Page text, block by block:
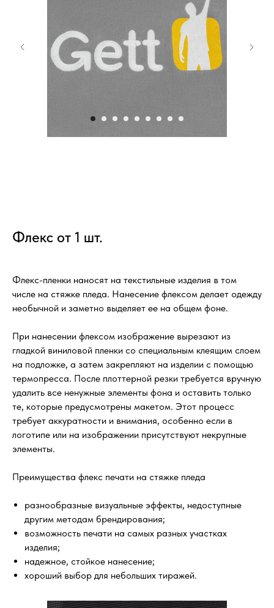
Флекс от 1 шт.
Флекс-пленки наносят на текстильные изделия в том
числе на стяжке пледа. Нанесение флексом делает одежду
необычной и заметно выделяет ее на общем фоне.
При нанесении флексом изображение вырезают из
гладкой виниловой пленки со специальным клеящим слоем
на подложке, а затем закрепляют на изделии с помощью
термопресса. После плоттерной резки требуется вручную
удалить все ненужные элементы фона и оставить только
те, которые предусмотрены макетом. Этот процесс
требует аккуратности и внимания, особенно если в
логотипе или на изображении присутствуют некрупные
элементы.
Преимущества флекс печати на стяжке пледа
разнообразные визуальные эффекты, недоступные
другим методам брендирования;
возможность печати на самых разных участках
изделия;
надежное, стойкое нанесение;
хороший выбор для небольших тиражей.